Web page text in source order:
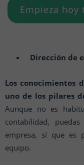
Empieza
Dirección de
Los conocimientos
uno de los pilares
Aunque no es
contabilidad,
empresa, sí que es
equipo.